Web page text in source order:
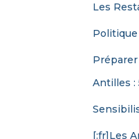
Les
Politique
Antilles :
[:fr]Les